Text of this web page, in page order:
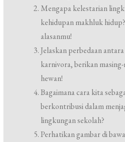
Mengapa kelestarian
kehidupan makhluk
alasanmu!
Jelaskan perbedaan
karnivora, berikan
hewan!
Bagaimana cara kita
berkontribusi dalam
lingkungan sekolah?
Perhatikan gambar di